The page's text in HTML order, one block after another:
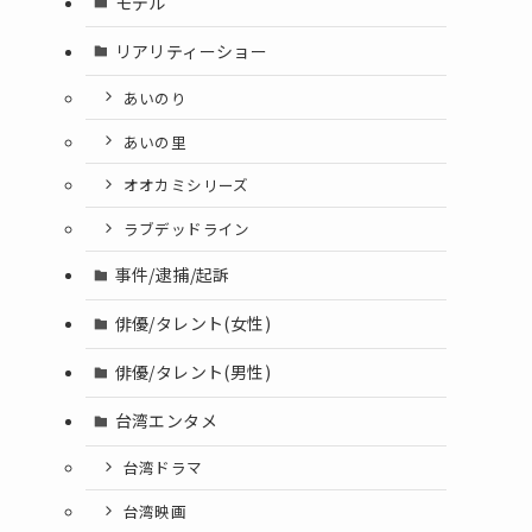
リアリティーショー
あいのり
あいの里
オオカミシリーズ
ラブデッドライン
事件/逮捕/起訴
俳優/タレント(女性)
俳優/タレント(男性)
台湾エンタメ
台湾ドラマ
台湾映画